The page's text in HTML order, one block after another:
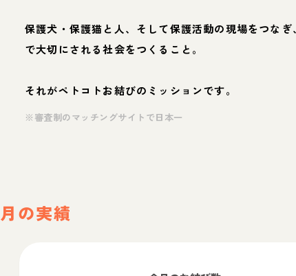
保護犬・保護猫と人、そして保護活動の現場をつなぎ
で大切にされる社会をつくること。
それがペトコトお結びのミッションです。
※審査制のマッチングサイトで日本一
の実績